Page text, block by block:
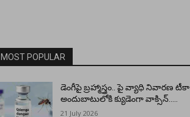
MOST POPULAR
డెంగీపై బ్రహ్మాస్త్రం.. పై వ్యాధి నివారణ టీకా
అందుబాటులోకి క్యుడెంగా వాక్సిన్…..
21 July 2026